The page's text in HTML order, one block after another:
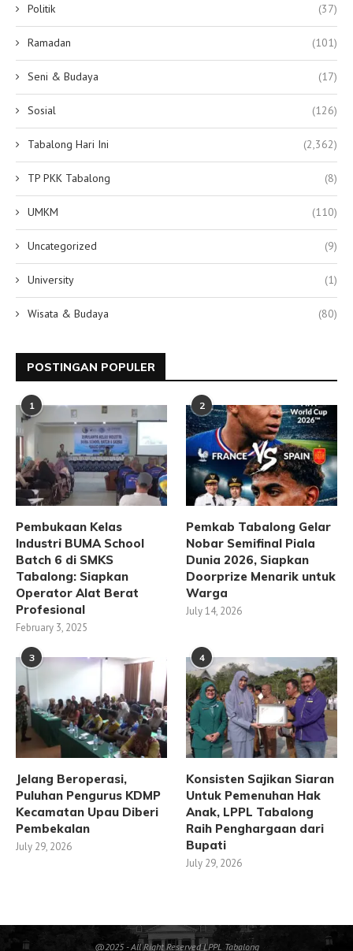
Politik (37)
Ramadan (101)
Seni & Budaya (17)
Sosial (126)
Tabalong Hari Ini (2,362)
TP PKK Tabalong (8)
UMKM (110)
Uncategorized (9)
University (1)
Wisata & Budaya (80)
POSTINGAN POPULER
1
Pembukaan Kelas
Industri BUMA School
Batch 6 di SMKS
Tabalong: Siapkan
Operator Alat Berat
Profesional
February 3, 2025
2
Pemkab Tabalong Gelar
Nobar Semifinal Piala
Dunia 2026, Siapkan
Doorprize Menarik untuk
Warga
July 14, 2026
3
Jelang Beroperasi,
Puluhan Pengurus KDMP
Kecamatan Upau Diberi
Pembekalan
July 29, 2026
4
Konsisten Sajikan Siaran
Untuk Pemenuhan Hak
Anak, LPPL Tabalong
Raih Penghargaan dari
Bupati
July 29, 2026
@2025 - All Right Reserved LPPL Tabalong